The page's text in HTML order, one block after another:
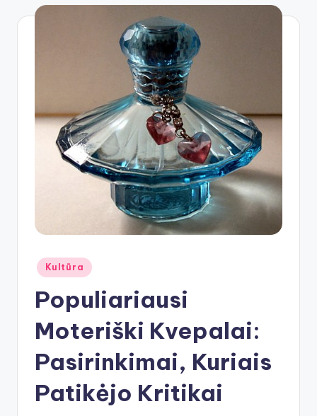
Posted
in
Kultūra
Populiariausi
Moteriški Kvepalai:
Pasirinkimai, Kuriais
Patikėjo Kritikai